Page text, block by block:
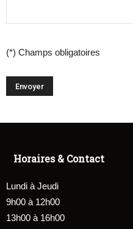
(*) Champs obligatoires
Horaires & Contact
Lundi à Jeudi
9h00 à 12h00
13h00 à 16h00